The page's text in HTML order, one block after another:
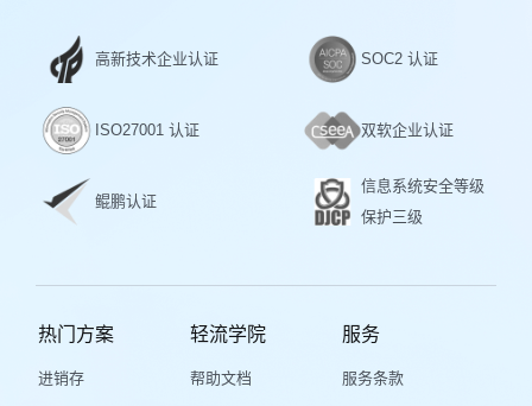
高新技术企业认证 SOC2 认证
ISO27001 认证 双软企业认证
鲲鹏认证
信息系统安全等级
保护三级
热门方案
进销存
轻流学院
帮助文档
服务
服务条款